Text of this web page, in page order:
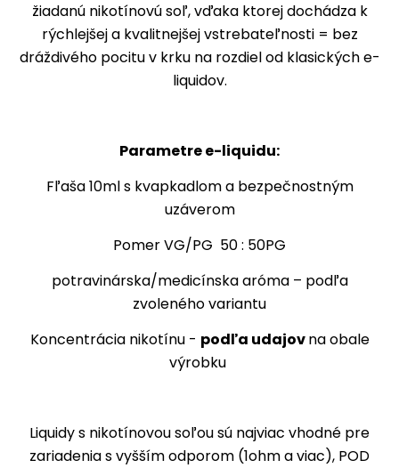
žiadanú nikotínovú soľ, vďaka ktorej dochádza k
rýchlejšej a kvalitnejšej vstrebateľnosti = bez
dráždivého pocitu v krku na rozdiel od klasických e-
liquidov.
Parametre e-liquidu:
Fľaša 10ml s kvapkadlom a bezpečnostným
uzáverom
Pomer VG/PG 50 : 50PG
potravinárska/medicínska aróma – podľa
zvoleného variantu
Koncentrácia nikotínu - podľa udajovna obale
výrobku
Liquidy s nikotínovou soľou sú najviac vhodné pre
zariadenia s vyšším odporom (1ohm a viac), POD